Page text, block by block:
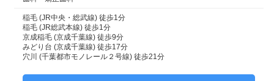
稲毛 (JR中央・総武線) 徒歩1分
稲毛 (JR総武本線) 徒歩1分
京成稲毛 (京成千葉線) 徒歩9分
みどり台 (京成千葉線) 徒歩17分
穴川 (千葉都市モノレール２号線) 徒歩21分